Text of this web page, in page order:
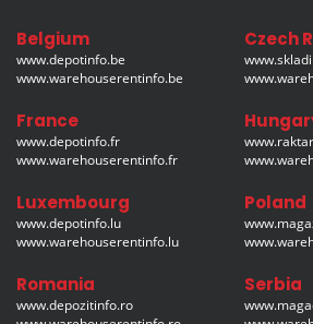
Belgium
www.depotinfo.be
www.warehouserentinfo.be
Czech
France
www.depotinfo.fr
www.warehouserentinfo.fr
Luxembourg
www.depotinfo.lu
www.warehouserentinfo.lu
Poland
Romania
www.depozitinfo.ro
Serbia